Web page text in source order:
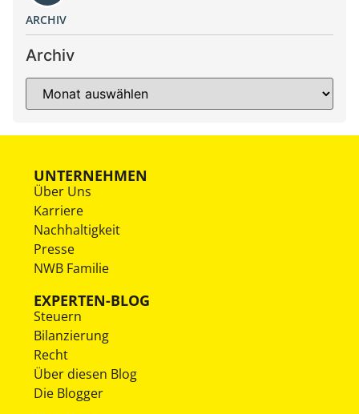
ARCHIV
Archiv
UNTERNEHMEN
Über Uns
Karriere
Nachhaltigkeit
Presse
NWB Familie
EXPERTEN-BLOG
Steuern
Bilanzierung
Recht
Über diesen Blog
Die Blogger